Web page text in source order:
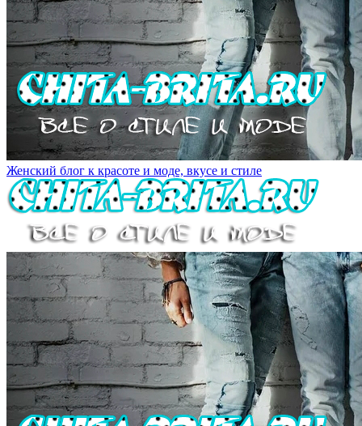
Женский блог к красоте и моде, вкусе и стиле